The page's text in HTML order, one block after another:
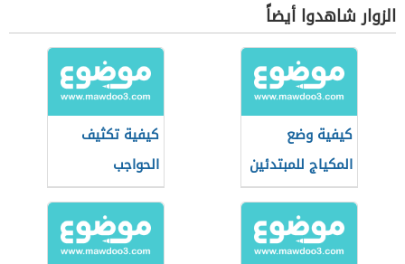
الزوار شاهدوا أيضاً
كيفية وضع
المكياج للمبتدئين
كيفية تكثيف
الحواجب